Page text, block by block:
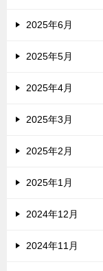
2025年6月
2025年5月
2025年4月
2025年3月
2025年2月
2025年1月
2024年12月
2024年11月